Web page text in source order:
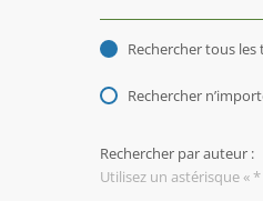
Rechercher tous
Rechercher
Rechercher par auteur :
Utilisez un astérisque «